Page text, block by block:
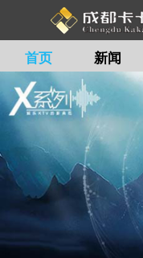
首页 新闻
留言